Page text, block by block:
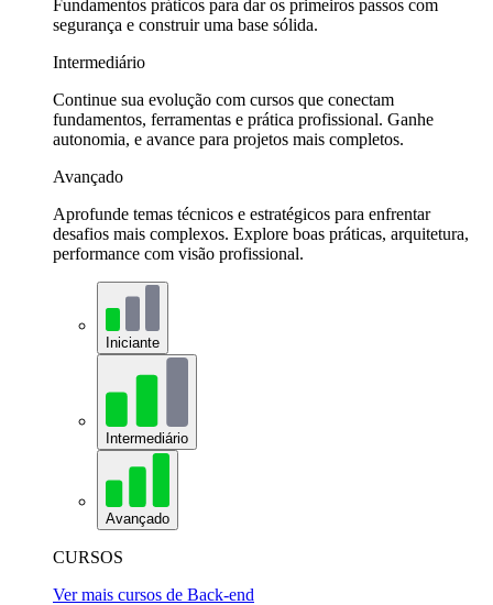
Fundamentos práticos para dar os primeiros passos com
segurança e construir uma base sólida.
Intermediário
Continue sua evolução com cursos que conectam
fundamentos, ferramentas e prática profissional. Ganhe
autonomia, e avance para projetos mais completos.
Avançado
Aprofunde temas técnicos e estratégicos para enfrentar
desafios mais complexos. Explore boas práticas, arquitetura,
performance com visão profissional.
Iniciante
Intermediário
Avançado
CURSOS
Ver mais cursos de Back-end